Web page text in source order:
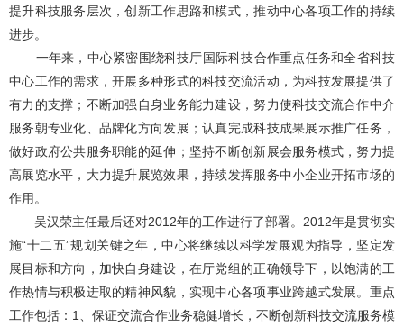
提升科技服务层次，创新工作思路和模式，推动中心各项工作的持续
进步。
一年来，中心紧密围绕科技厅国际科技合作重点任务和全省科技
中心工作的需求，开展多种形式的科技交流活动，为科技发展提供了
有力的支撑；不断加强自身业务能力建设，努力使科技交流合作中介
服务朝专业化、品牌化方向发展；认真完成科技成果展示推广任务，
做好政府公共服务职能的延伸；坚持不断创新展会服务模式，努力提
高展览水平，大力提升展览效果，持续发挥服务中小企业开拓市场的
作用。
吴汉荣主任最后还对2012年的工作进行了部署。2012年是贯彻实
施“十二五”规划关键之年，中心将继续以科学发展观为指导，坚定发
展目标和方向，加快自身建设，在厅党组的正确领导下，以饱满的工
作热情与积极进取的精神风貌，实现中心各项事业跨越式发展。重点
工作包括：1、保证交流合作业务稳健增长，不断创新科技交流服务模